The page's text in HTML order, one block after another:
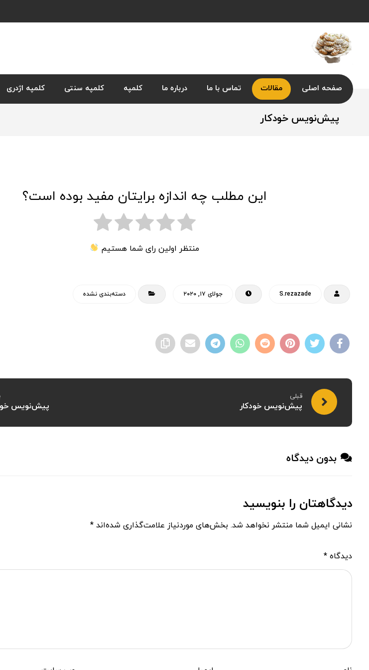
صفحه اصلی مقالات تماس با ما درباره ما کلمپه کلمپه سنتی کلمپه اژدری
پیش‌نویس خودکار
این مطلب چه اندازه برایتان مفید بوده است؟
منتظر اولین رای شما هستیم
S.rezazade جولای ۱۷, ۲۰۲۰ دسته‌بندی نشده
قبلی
پیش‌نویس خودکار پیش‌نویس
بدون دیدگاه
دیدگاهتان را بنویسید
نشانی ایمیل شما منتشر نخواهد شد. بخش‌های موردنیاز علامت‌گذاری شده‌اند *
دیدگاه *